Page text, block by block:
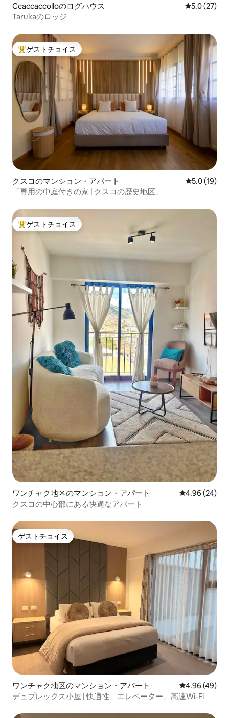
Ccaccaccolloのログハウス レビュー27
5.0 (27)
Tarukaのロッジ
大好評のゲストチョイスです。
ゲストチョイス
クスコのマンション・アパート レビュー19
5.0 (19)
「専用の中庭付きの家 | クスコの歴史地区」
大好評のゲストチョイスです。
ゲストチョイス
ワンチャク地区のマンション・アパート レビュー24
4.96 (24)
クスコの中心部にある快適なアパート
ゲストチョイス
ゲストチョイス
ワンチャク地区のマンション・アパート レビュー49
4.96 (49)
デュプレックス小屋 | 快適性、エレベーター、高速Wi-Fi